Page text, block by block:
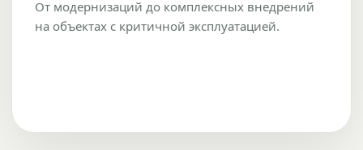
От модернизаций до комплексных внедрений
на объектах с критичной эксплуатацией.